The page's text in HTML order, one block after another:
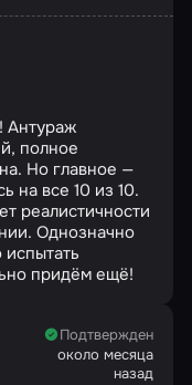
Антураж
полное
Но главное —
на все 10 из 10.
реалистичности
Однозначно
придём ещё!
Подтвержден
около месяца
назад